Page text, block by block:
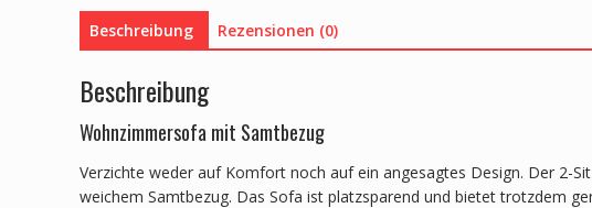
Beschreibung Rezensionen (0)
Beschreibung
Wohnzimmersofa mit Samtbezug
Verzichte weder auf Komfort noch auf ein angesagtes Design. Der 2-
weichem Samtbezug. Das Sofa ist platzsparend und bietet trotzdem